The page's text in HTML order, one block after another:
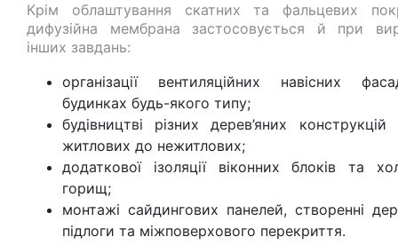
Крім облаштування скатних та фальцевих
дифузійна мембрана застосовується й при
інших завдань:
організації вентиляційних навісних
будинках будь-якого типу;
будівництві різних дерев’яних
житлових до нежитлових;
додаткової ізоляції віконних блоків та
горищ;
монтажі сайдингових панелей, створенні
підлоги та міжповерхового перекриття.